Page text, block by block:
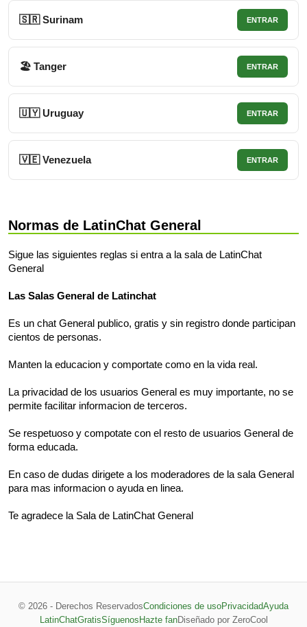
🇸🇷 Surinam ENTRAR
🏖 Tanger ENTRAR
🇺🇾 Uruguay ENTRAR
🇻🇪 Venezuela ENTRAR
Normas de LatinChat General
Sigue las siguientes reglas si entra a la sala de LatinChat
General
Las Salas General de Latinchat
Es un chat General publico, gratis y sin registro donde participan
cientos de personas.
Manten la educacion y comportate como en la vida real.
La privacidad de los usuarios General es muy importante, no se
permite facilitar informacion de terceros.
Se respetuoso y compotate con el resto de usuarios General de
forma educada.
En caso de dudas dirigete a los moderadores de la sala General
para mas informacion o ayuda en linea.
Te agradece la Sala de LatinChat General
© 2026 - Derechos ReservadosCondiciones de usoPrivacidadAyuda
LatinChatGratisSíguenosHazte fanDiseñado por ZeroCool